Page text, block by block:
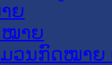
ຍ
າຍ
ວນກົດໝາຍ